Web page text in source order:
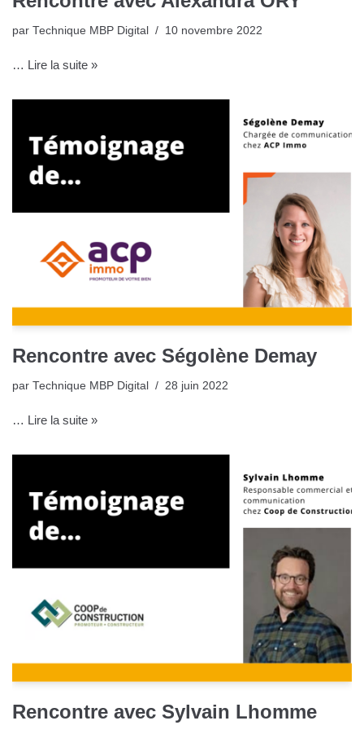
par Technique MBP Digital 10 novembre 2022
… Lire la suite »
Rencontre avec Ségolène Demay
par Technique MBP Digital 28 juin 2022
… Lire la suite »
Rencontre avec Sylvain Lhomme